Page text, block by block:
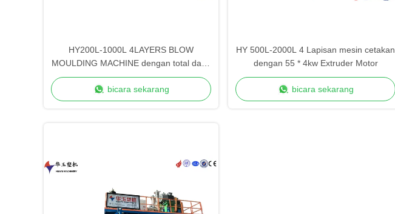
HY200L-1000L 4LAYERS BLOW
MOULDING MACHINE dengan total daya
331.5kw untuk kontainer besar
bicara sekarang
HY 500L-2000L 4 Lapisan mesin cetakan
dengan 55 * 4kw Extruder Motor
bicara sekarang